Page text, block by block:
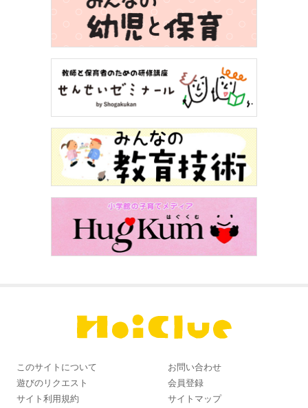
このサイトについて
お問い合わせ
遊びのリクエスト
会員登録
サイト利用規約
サイトマップ